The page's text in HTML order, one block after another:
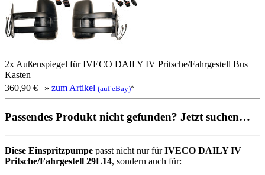
2x Außenspiegel für IVECO DAILY IV Pritsche/Fahrgestell Bus
Kasten
360,90 € | » zum Artikel (auf eBay)*
Passendes Produkt nicht gefunden? Jetzt suchen…
Diese Einspritzpumpe passt nicht nur fürIVECO DAILY IV
Pritsche/Fahrgestell 29L14, sondern auch für: